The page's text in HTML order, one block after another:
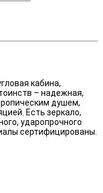
кабина,
– надежная,
душем,
Есть зеркало,
ударопрочного
сертифицированы.